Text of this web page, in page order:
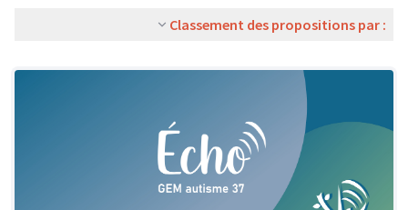
Classement des propositions par :